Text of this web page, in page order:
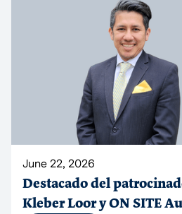
June 22, 2026
Destacado del
Kleber Loor y ON SITE